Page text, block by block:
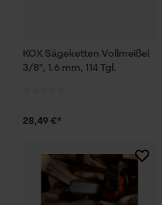
KOX Sägeketten Vollmeißel
3/8", 1.6 mm, 114 Tgl.
28,49 €*